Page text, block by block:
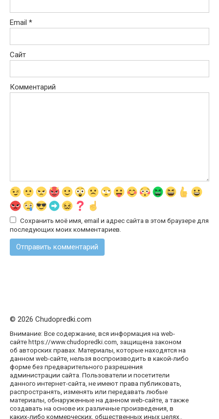
Email *
Сайт
Комментарий
Сохранить моё имя, email и адрес сайта в этом браузере для
последующих моих комментариев.
© 2026 Chudopredki.com
Внимание: Все содержание, вся информация на web-
сайте https://www.chudopredki.com, защищена законом
об авторских правах. Материалы, которые находятся на
данном web-сайте, нельзя воспроизводить в какой-либо
форме без предварительного разрешения
администрации сайта. Пользователи и посетители
данного интернет-сайта, не имеют права публиковать,
распространять, изменять или передавать любые
материалы, обнаруженные на данном web-сайте, а также
создавать на основе их различные произведения, в
каких-либо коммерческих, общественных иных целях..